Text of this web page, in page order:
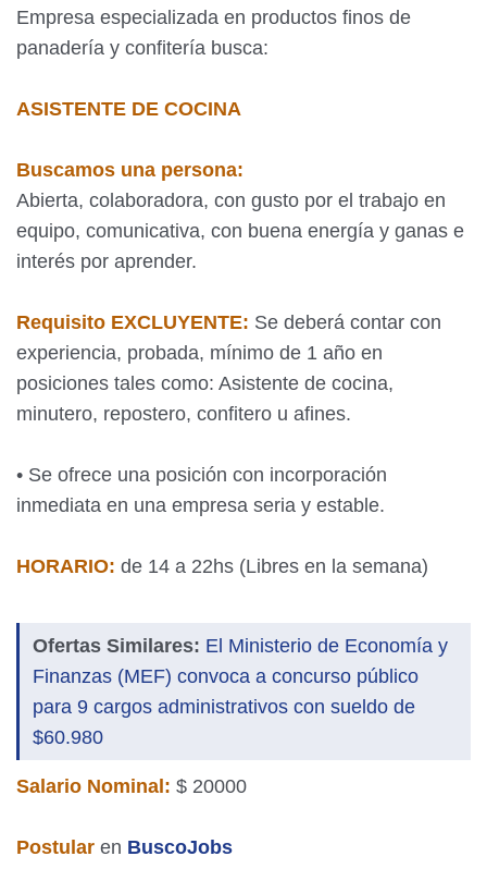
Empresa especializada en productos finos de
panadería y confitería busca:
ASISTENTE DE COCINA
Buscamos una persona:
Abierta, colaboradora, con gusto por el trabajo en
equipo, comunicativa, con buena energía y ganas e
interés por aprender.
Requisito EXCLUYENTE: Se deberá contar con
experiencia, probada, mínimo de 1 año en
posiciones tales como: Asistente de cocina,
minutero, repostero, confitero u afines.
• Se ofrece una posición con incorporación
inmediata en una empresa seria y estable.
HORARIO: de 14 a 22hs (Libres en la semana)
Ofertas Similares: El Ministerio de Economía y
Finanzas (MEF) convoca a concurso público
para 9 cargos administrativos con sueldo de
$60.980
Salario Nominal: $ 20000
Postular en BuscoJobs